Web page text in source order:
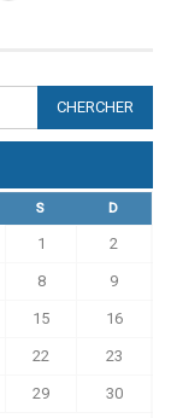
S D
1 2
8 9
15 16
22 23
29 30